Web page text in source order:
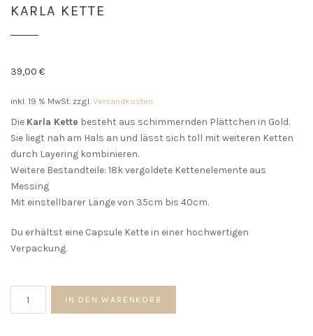
KARLA KETTE
39,00 €
inkl. 19 % MwSt. zzgl. Versandkosten
Die Karla Kette besteht aus schimmernden Plättchen in Gold.
Sie liegt nah am Hals an und lässt sich toll mit weiteren Ketten
durch Layering kombinieren.
Weitere Bestandteile: 18k vergoldete Kettenelemente aus
Messing
Mit einstellbarer Länge von 35cm bis 40cm.
Du erhältst eine Capsule Kette in einer hochwertigen
Verpackung.
IN DEN WARENKORB